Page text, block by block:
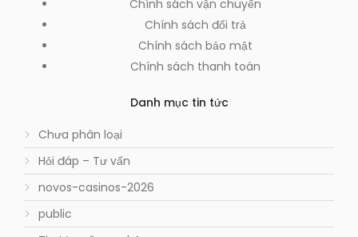
Chính sách vận chuyển
Chính sách đổi trả
Chính sách bảo mật
Chính sách thanh toán
Danh mục tin tức
Chưa phân loại
Hỏi đáp – Tư vấn
novos-casinos-2026
public